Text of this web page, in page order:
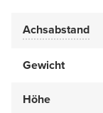
Achsabstand
Gewicht
Höhe